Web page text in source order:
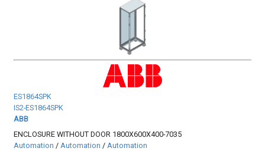
ES1864SPK
IS2-ES1864SPK
ABB
ENCLOSURE WITHOUT DOOR 1800X600X400-7035
Automation / Automation / Automation